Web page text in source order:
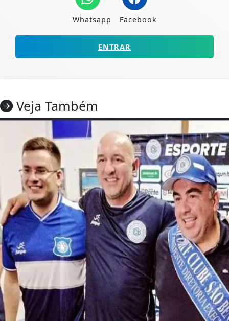
Whatsapp Facebook
ENTRAR
Veja Também